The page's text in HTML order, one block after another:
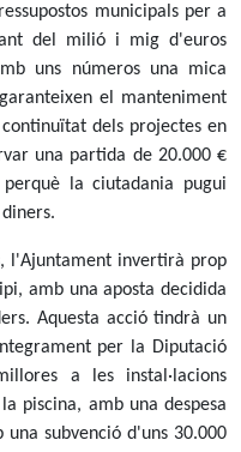
municipals per a
del milió i mig d'euros
uns números una mica
el manteniment
dels projectes en
una partida de 20.000 €
la ciutadania pugui
l'Ajuntament invertirà prop
amb una aposta decidida
Aquesta acció tindrà un
per la Diputació
a les instal·lacions
piscina, amb una despesa
subvenció d'uns 30.000